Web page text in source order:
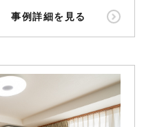
事例詳細を見る